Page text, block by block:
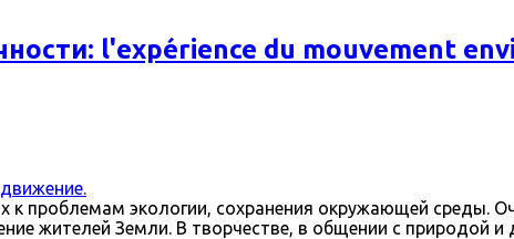
l'expérience du mouvement
проблемам экологии, сохранения окружающей среды.
жителей Земли. В творчестве, в общении с природой и